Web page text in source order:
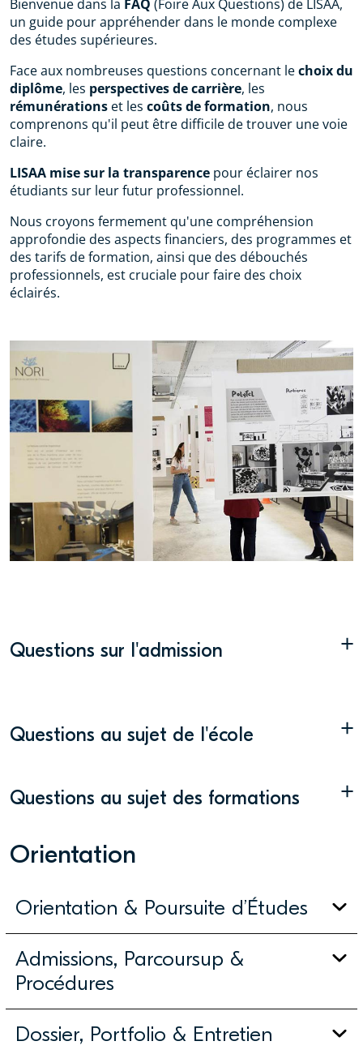
Bienvenue dans la FAQ (Foire Aux Questions) de LISAA,
un guide pour appréhender dans le monde complexe
des études supérieures.
Face aux nombreuses questions concernant lechoix du
diplôme, les perspectives de carrière, les
rémunérations et les coûts de formation, nous
comprenons qu'il peut être difficile de trouver une voie
claire.
LISAA mise sur la transparence pour éclairer nos
étudiants sur leur futur professionnel.
Nous croyons fermement qu'une compréhension
approfondie des aspects financiers, des programmes et
des tarifs de formation, ainsi que des débouchés
professionnels, est cruciale pour faire des choix
éclairés.
Questions sur l'admission +
Questions au sujet de l'école +
Questions au sujet des formations +
Orientation
Orientation & Poursuite d’Études
Admissions, Parcoursup &
Procédures
Dossier, Portfolio & Entretien